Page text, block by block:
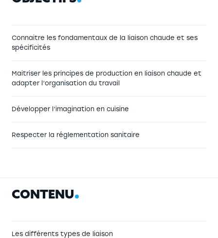
Connaitre les fondamentaux de la liaison chaude et ses
spécificités
Maitriser les principes de production en liaison chaude et
adapter l’organisation du travail
Développer l’imagination en cuisine
Respecter la réglementation sanitaire
CONTENU
Les différents types de liaison